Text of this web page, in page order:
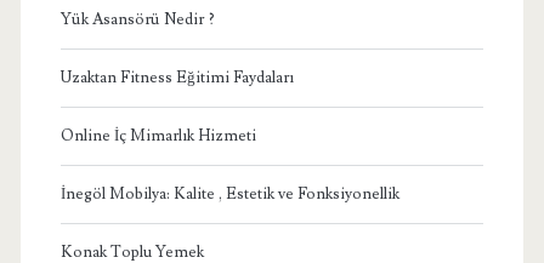
Yük Asansörü Nedir ?
Uzaktan Fitness Eğitimi Faydaları
Online İç Mimarlık Hizmeti
İnegöl Mobilya: Kalite , Estetik ve Fonksiyonellik
Konak Toplu Yemek